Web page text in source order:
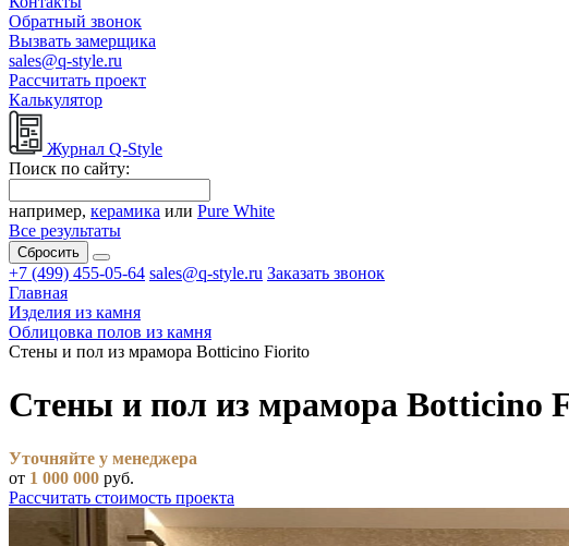
Обратный звонок
Вызвать замерщика
sales@q-style.ru
Рассчитать проект
Калькулятор
Журнал Q-Style
Поиск по сайту:
например, керамика или Pure White
Все результаты
Сбросить
+7 (499) 455-05-64 sales@q-style.ru Заказать звонок
Главная
Изделия из камня
Облицовка полов из камня
Стены и пол из мрамора Botticino Fiorito
Стены и пол из мрамора Botticino
Уточняйте у менеджера
от 1 000 000 руб.
Рассчитать стоимость проекта